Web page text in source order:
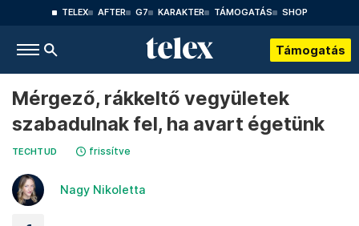
TELEX AFTER G7 KARAKTER TÁMOGATÁS SHOP
Támogatás
Mérgező, rákkeltő vegyületek
szabadulnak fel, ha avart égetünk
TECHTUD frissítve
Nagy Nikoletta